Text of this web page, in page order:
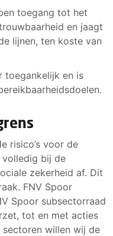
toegang tot het
en jaagt
lijnen, ten koste van
toegankelijk en is
risico’s voor de
volledig bij de
zekerheid af. Dit
FNV Spoor
Spoor subsectorraad
tot en met acties
sectoren willen wij de